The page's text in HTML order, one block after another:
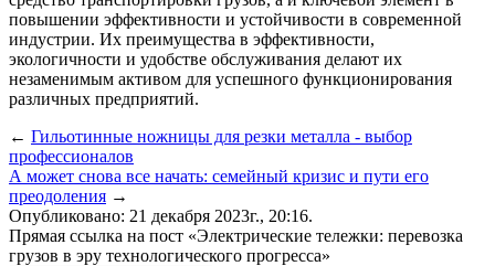
повышении эффективности и устойчивости в современной
индустрии. Их преимущества в эффективности,
экологичности и удобстве обслуживания делают их
незаменимым активом для успешного функционирования
различных предприятий.
← Гильотинные ножницы для резки металла - выбор
профессионалов
А может снова все начать: семейный кризис и пути его
преодоления →
Опубликовано: 21 декабря 2023г., 20:16.
Прямая ссылка на пост «Электрические тележки: перевозка
грузов в эру технологического прогресса»